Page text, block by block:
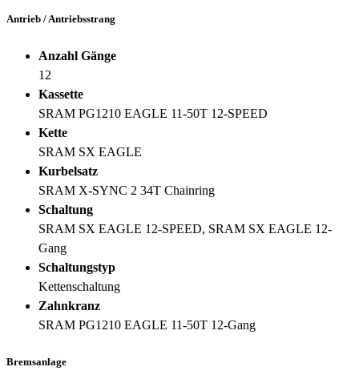
Antrieb / Antriebsstrang
Anzahl Gänge
12
Kassette
SRAM PG1210 EAGLE 11-50T 12-SPEED
Kette
SRAM SX EAGLE
Kurbelsatz
SRAM X-SYNC 2 34T Chainring
Schaltung
SRAM SX EAGLE 12-SPEED, SRAM SX EAGLE 12-
Gang
Schaltungstyp
Kettenschaltung
Zahnkranz
SRAM PG1210 EAGLE 11-50T 12-Gang
Bremsanlage